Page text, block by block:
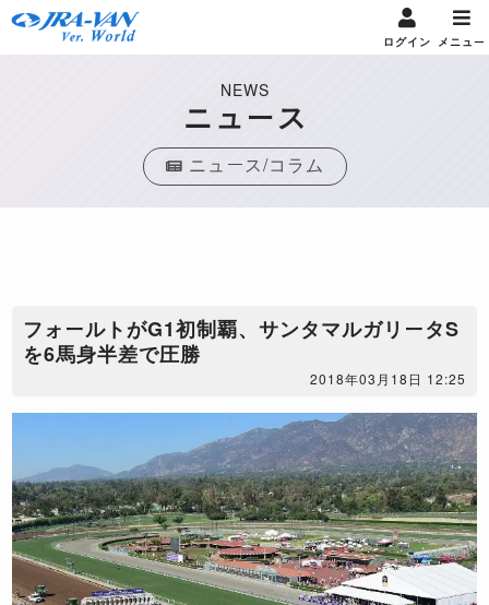
ログイン メニュー
NEWS
ニュース
ニュース/コラム
フォールトがG1初制覇、サンタマルガリータS
を6馬身半差で圧勝
2018年03月18日 12:25